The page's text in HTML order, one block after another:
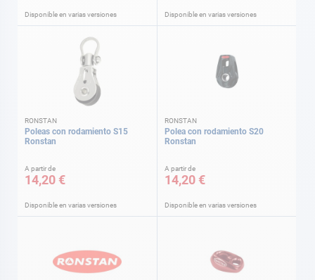
Disponible en varias versiones Disponible en varias versiones
RONSTAN
Poleas con rodamiento S15
Ronstan
A partir de
14,20 €
Disponible en varias versiones
RONSTAN
Polea con rodamiento S20
Ronstan
A partir de
14,20 €
Disponible en varias versiones